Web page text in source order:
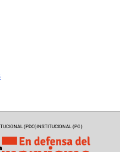
(PDO)INSTITUCIONAL (PO)